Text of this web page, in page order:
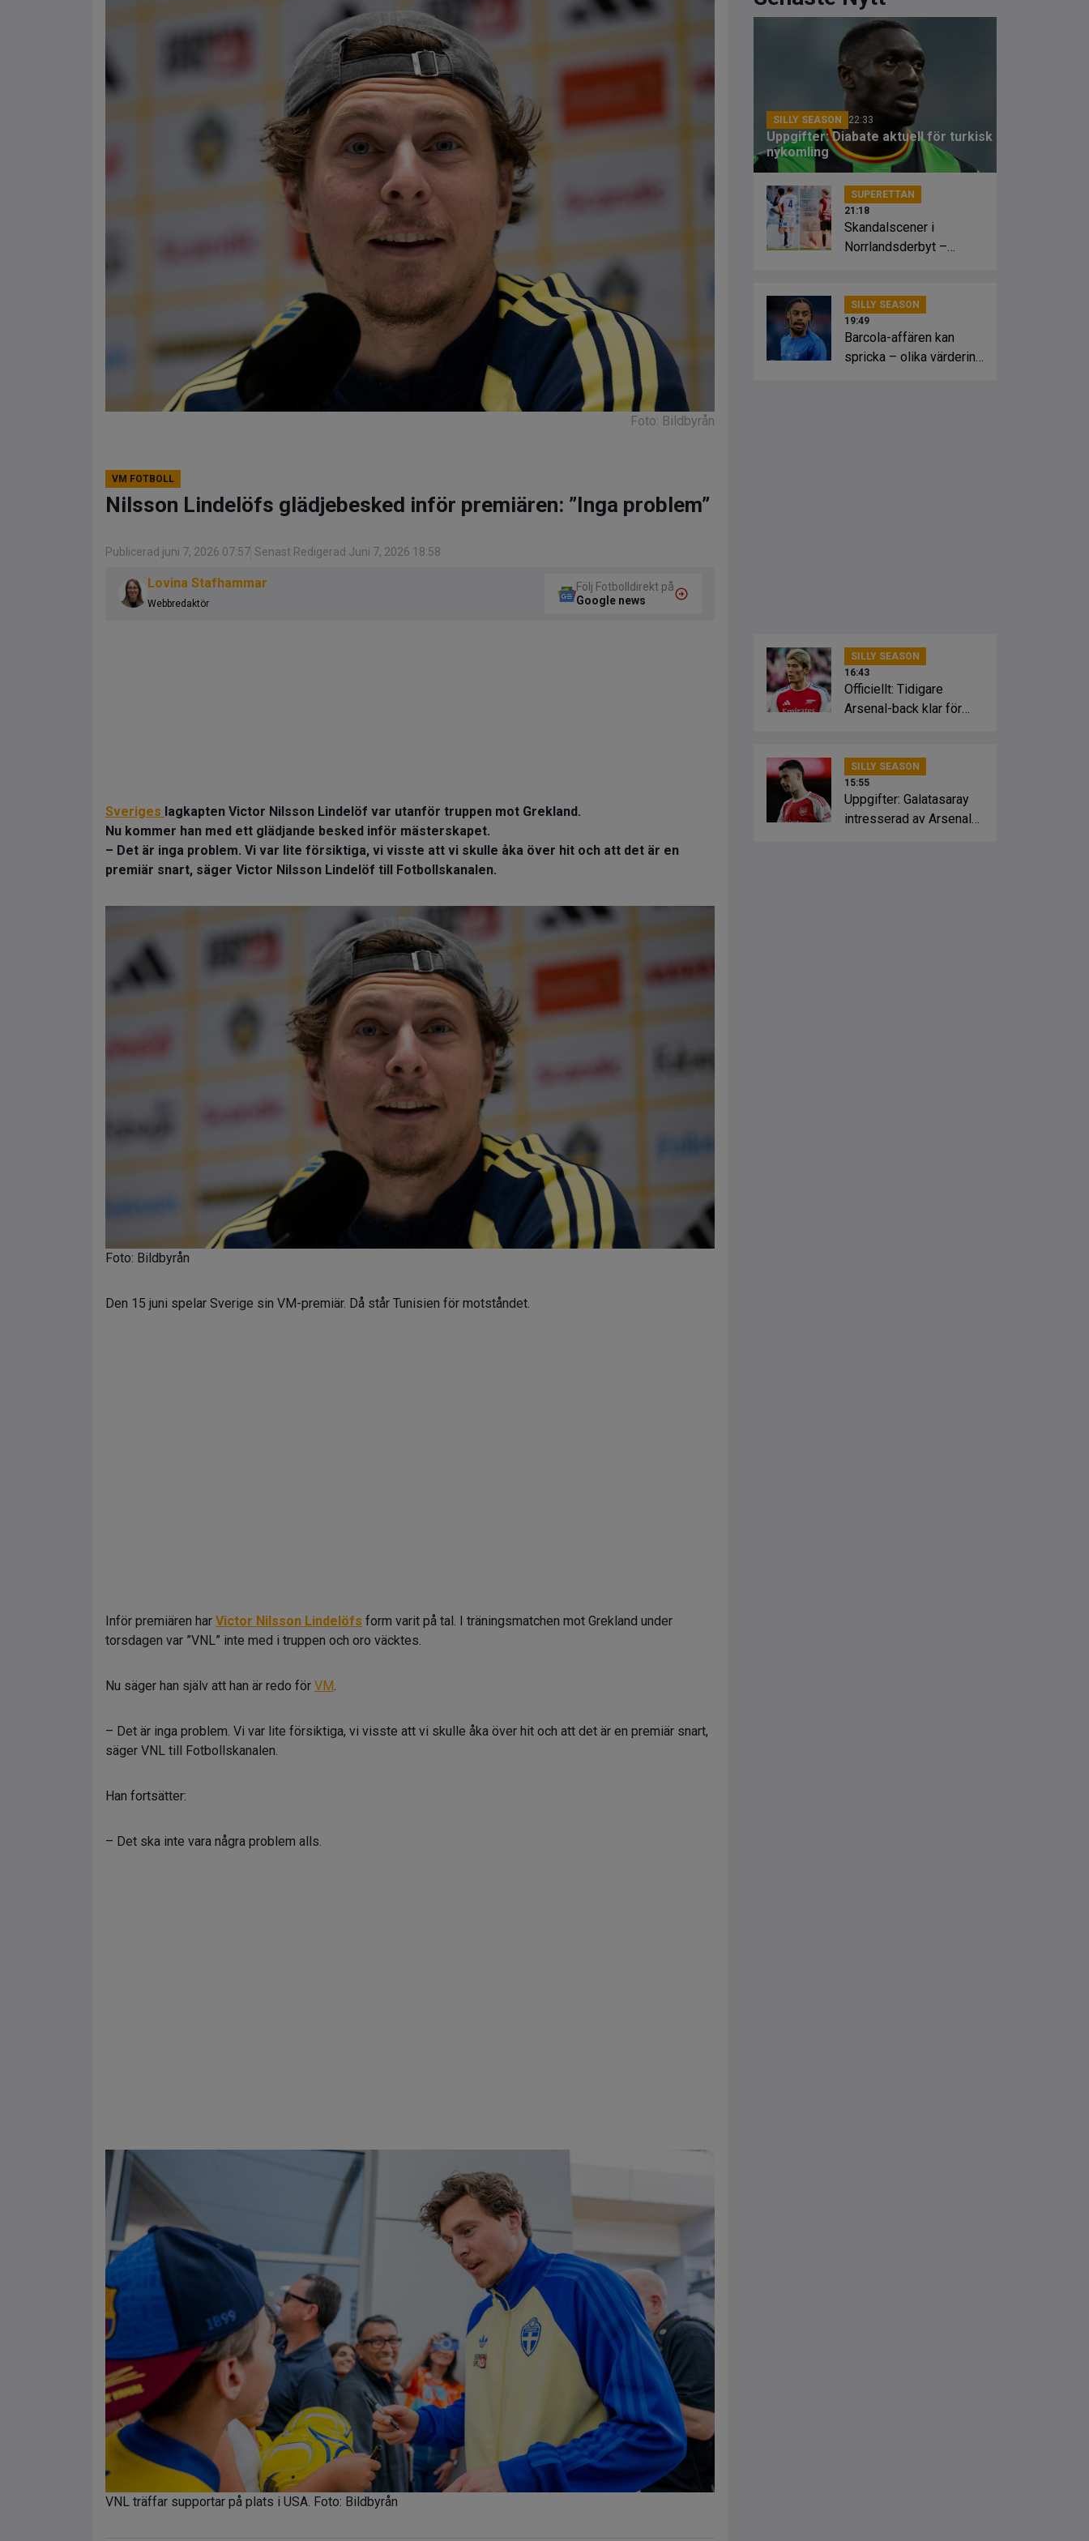
Foto: Bildbyrån
VM FOTBOLL
Nilsson Lindelöfs glädjebesked inför premiären: ”Inga problem”
Publicerad juni 7, 2026 07:57 Senast Redigerad Juni 7, 2026 18:58
Lovina Stafhammar
Webbredaktör
Följ Fotbolldirekt på
Google news
Sveriges lagkapten Victor Nilsson Lindelöf var utanför truppen mot Grekland.
Nu kommer han med ett glädjande besked inför mästerskapet.
– Det är inga problem. Vi var lite försiktiga, vi visste att vi skulle åka över hit och att det är en
premiär snart, säger Victor Nilsson Lindelöf till Fotbollskanalen.
Foto: Bildbyrån
Den 15 juni spelar Sverige sin VM-premiär. Då står Tunisien för motståndet.
Inför premiären har Victor Nilsson Lindelöfs form varit på tal. I träningsmatchen mot Grekland under
torsdagen var ”VNL” inte med i truppen och oro väcktes.
Nu säger han själv att han är redo för VM.
– Det är inga problem. Vi var lite försiktiga, vi visste att vi skulle åka över hit och att det är en premiär snart,
säger VNL till Fotbollskanalen.
Han fortsätter:
– Det ska inte vara några problem alls.
VNL träffar supportar på plats i USA. Foto: Bildbyrån
SILLY SEASON 22:33
Uppgifter: Diabate aktuell för turkisk
nykomling
SUPERETTAN
21:18
Skandalscener i
Norrlandsderbyt –
SILLY SEASON
19:49
Barcola-affären kan
spricka – olika värdering
SILLY SEASON
16:43
Officiellt: Tidigare
Arsenal-back klar för
SILLY SEASON
15:55
Uppgifter: Galatasaray
intresserad av Arsenal-